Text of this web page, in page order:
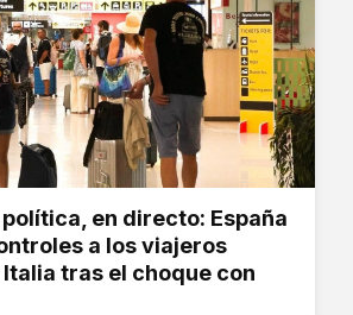
en directo: España
a los viajeros
tras el choque con